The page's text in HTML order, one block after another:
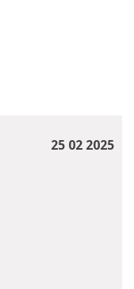
25 02 2025